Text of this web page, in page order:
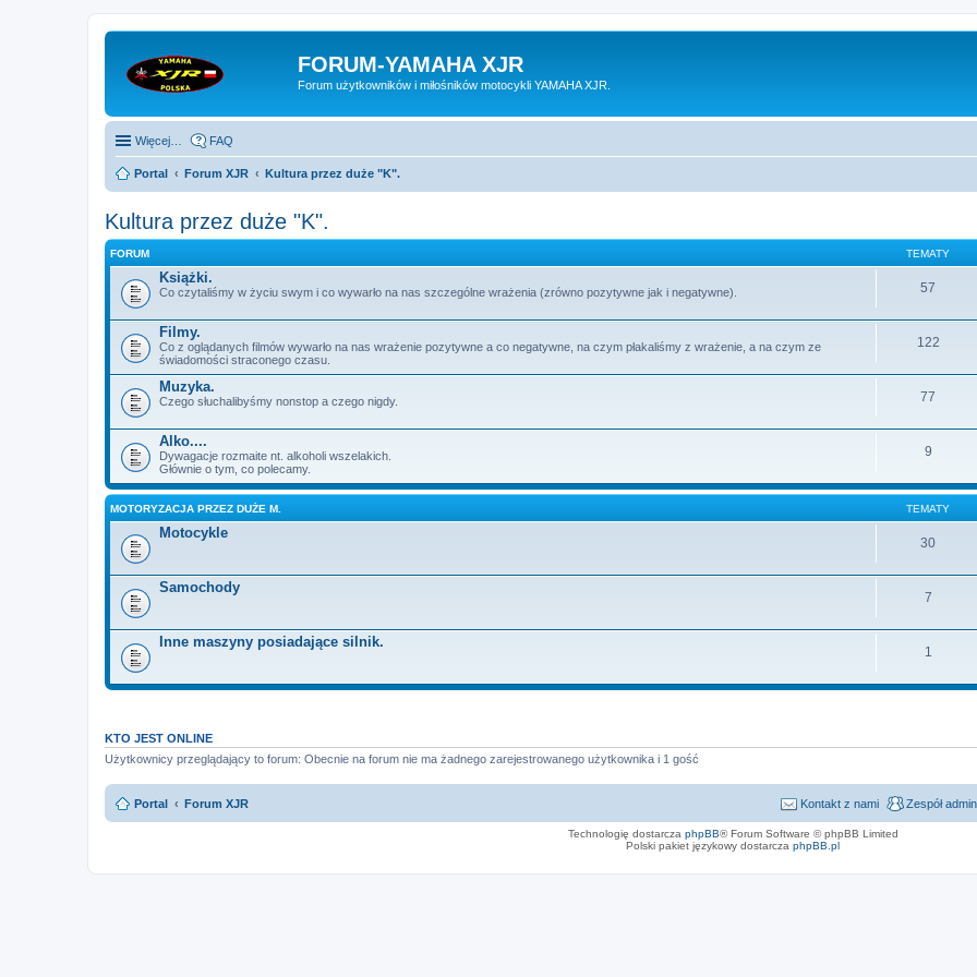
FORUM-YAMAHA XJR
Forum użytkowników i miłośników motocykli YAMAHA XJR.
Więcej… FAQ
Portal Forum XJR Kultura przez duże "K".
Kultura przez duże "K".
FORUM TEMATY
Książki.
Co czytaliśmy w życiu swym i co wywarło na nas szczególne wrażenia (zrówno pozytywne jak i negatywne). 57
Filmy.
Co z oglądanych filmów wywarło na nas wrażenie pozytywne a co negatywne, na czym płakaliśmy z wrażenie, a na czym ze
świadomości straconego czasu.
122
Muzyka.
Czego słuchalibyśmy nonstop a czego nigdy. 77
Alko....
Dywagacje rozmaite nt. alkoholi wszelakich.
Głównie o tym, co polecamy.
9
MOTORYZACJA PRZEZ DUŻE M. TEMATY
Motocykle
30
Samochody
7
Inne maszyny posiadające silnik.
1
KTO JEST ONLINE
Użytkownicy przeglądający to forum: Obecnie na forum nie ma żadnego zarejestrowanego użytkownika i 1 gość
Portal Forum XJR Zespół
Kontakt z nami
Technologię dostarcza phpBB® Forum Software © phpBB Limited
Polski pakiet językowy dostarcza phpBB.pl